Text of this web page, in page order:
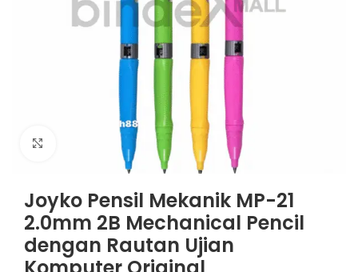
Click to enlarge
Joyko Pensil Mekanik MP-21
2.0mm 2B Mechanical Pencil
dengan Rautan Ujian